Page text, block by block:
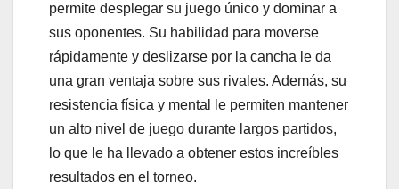
permite desplegar su juego único y dominar a
sus oponentes. Su habilidad para moverse
rápidamente y deslizarse por la cancha le da
una gran ventaja sobre sus rivales. Además, su
resistencia física y mental le permiten mantener
un alto nivel de juego durante largos partidos,
lo que le ha llevado a obtener estos increíbles
resultados en el torneo.